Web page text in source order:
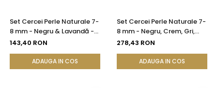
Set Cercei Perle Naturale 7-
8 mm - Negru & Lavandă -
Argint 925 | KASKADDA®
143,40 RON
ADAUGA IN COS
Set Cercei Perle Naturale 7-
8 mm - Negru, Crem, Gri,
Lavandă - Argint 925 |
278,43 RON
ADAUGA IN COS